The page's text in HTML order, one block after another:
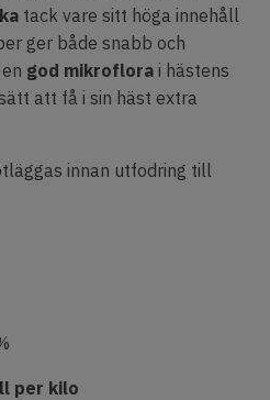
tack vare sitt höga innehåll
ger både snabb och
god mikroflora i hästens
att få i sin häst extra
innan utfodring till
per kilo